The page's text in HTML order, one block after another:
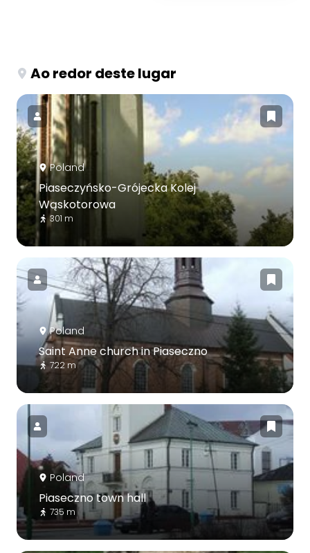
Ao redor deste lugar
Poland
Piaseczyńsko-Grójecka Kolej
Wąskotorowa
301 m
Poland
Saint Anne church in Piaseczno
722 m
Poland
Piaseczno town hall
735 m